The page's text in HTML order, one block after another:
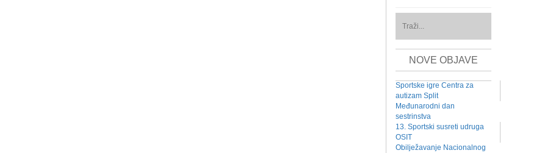
NOVE OBJAVE
Sportske igre Centra za
autizam Split
Međunarodni dan
sestrinstva
13. Sportski susreti udruga
OSIT
Obilježavanje Nacionalnog